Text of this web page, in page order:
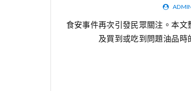
食安事件再次引發民眾關注。本
及買到或吃到問題油品時